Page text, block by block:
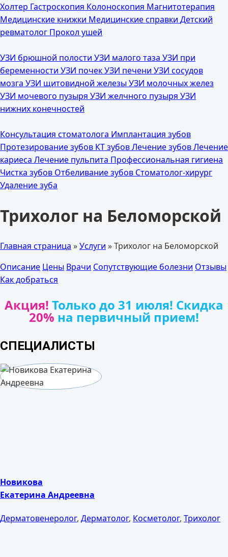
Холтер Гастроскопия Колоноскопия Магнитотерапия
Медицинские книжки Медицинские справки Детский
ревматолог Прокол ушей
УЗИ брюшной полости УЗИ малого таза УЗИ при
беременности УЗИ почекУЗИ печени УЗИ сосудов
мозга УЗИ щитовидной железыУЗИ молочных желез
УЗИ мочевого пузыря УЗИ желчного пузыря УЗИ
нижних конечностей
Консультация стоматолога Имплантация зубов
Протезирование зубов КТ зубовЛечение зубовЛечение
кариеса Лечение пульпита Профессиональная гигиена
Чистка зубов Отбеливание зубов Стоматолог-хирург
Удаление зуба
Трихолог на Беломорской
Главная страница »Услуги »Трихолог на Беломорской
Описание Цены Врачи Сопутствующие болезни Отзывы
Как добраться
Акция! Только до 31 июля! Скидка
20% на первичный прием!
СПЕЦИАЛИСТЫ
Новикова
Екатерина Андреевна
Дерматовенеролог, Дерматолог, Косметолог, Трихолог